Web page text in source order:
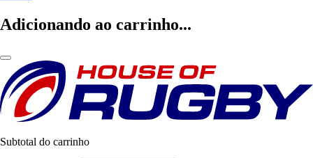
Adicionando ao carrinho...
Subtotal do carrinho